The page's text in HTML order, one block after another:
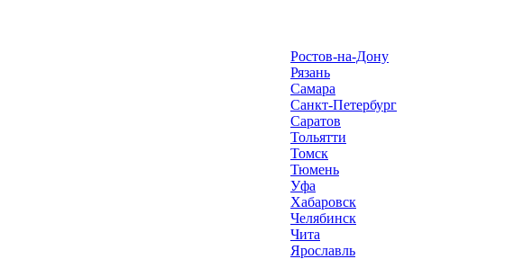
Ростов-на-Дону
Рязань
Самара
Санкт-Петербург
Саратов
Тольятти
Томск
Тюмень
Уфа
Хабаровск
Челябинск
Чита
Ярославль